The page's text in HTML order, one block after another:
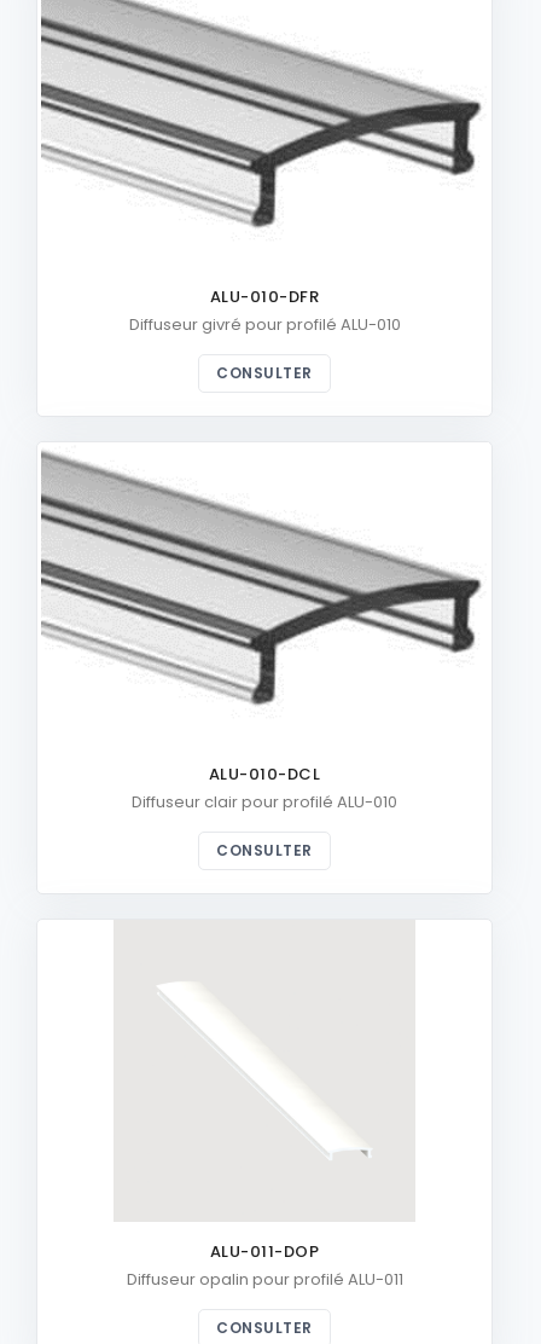
ALU-010-DFR
Diffuseur givré pour profilé ALU-010
CONSULTER
ALU-010-DCL
Diffuseur clair pour profilé ALU-010
CONSULTER
ALU-011-DOP
Diffuseur opalin pour profilé ALU-011
CONSULTER